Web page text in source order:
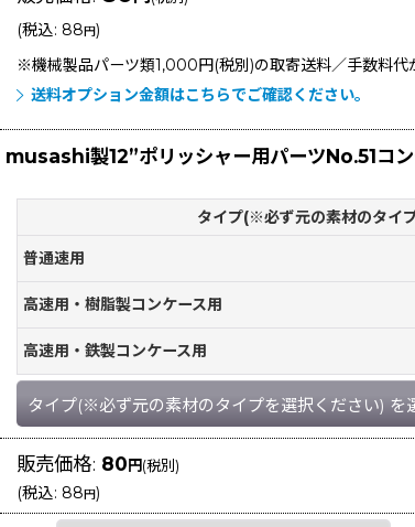
(税込: 88円)
※機械製品パーツ類1,000円(税別)の取寄送料／手数料代
送料オプション金額はこちらでご確認ください。
musashi製12”ポリッシャー用パーツNo.51コ
タイプ(※必ず元の素材のタイ
普通速用
高速用・樹脂製コンケース用
高速用・鉄製コンケース用
タイプ(※必ず元の素材のタイプを選択ください) を
販売価格: 80円(税別)
(税込: 88円)